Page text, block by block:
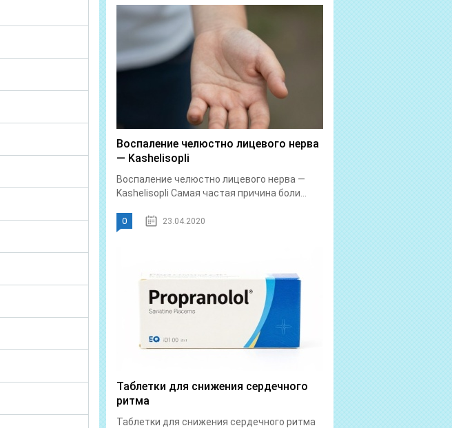
Воспаление челюстно лицевого нерва
— Kashelisopli
Воспаление челюстно лицевого нерва —
Kashelisopli Самая частая причина боли...
0 23.04.2020
Таблетки для снижения сердечного
ритма
Таблетки для снижения сердечного ритма